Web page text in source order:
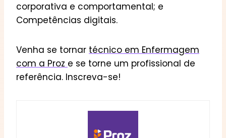
corporativa e comportamental; e
Competências digitais.
Venha se tornar técnico em Enfermagem
com a Proz e se torne um profissional de
referência. Inscreva-se!